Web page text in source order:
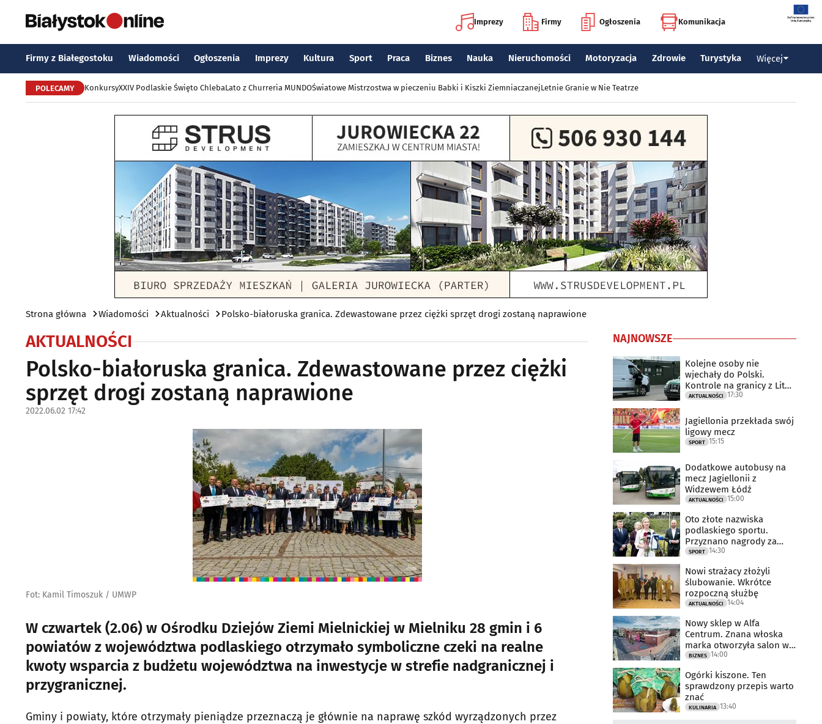
Imprezy Firmy Ogłoszenia Komunikacja
Firmy z Białegostoku Wiadomości Ogłoszenia Imprezy Kultura Sport Praca Biznes Nauka Nieruchomości Motoryzacja Zdrowie Turystyka Więcej
POLECAMY KonkursyXXIV Podlaskie Święto ChlebaLato z Churreria MUNDOŚwiatowe Mistrzostwa w pieczeniu Babki i Kiszki ZiemniaczanejLetnie Granie w Nie Teatrze
Strona główna Wiadomości Aktualności Polsko-białoruska granica. Zdewastowane przez ciężki sprzęt drogi zostaną naprawione
AKTUALNOŚCI
Polsko-białoruska granica. Zdewastowane przez ciężki
sprzęt drogi zostaną naprawione
2022.06.02 17:42
Fot: Kamil Timoszuk / UMWP
W czwartek (2.06) w Ośrodku Dziejów Ziemi Mielnickiej w Mielniku 28 gmin i 6
powiatów z województwa podlaskiego otrzymało symboliczne czeki na realne
kwoty wsparcia z budżetu województwa na inwestycje w strefie nadgranicznej i
przygranicznej.
Gminy i powiaty, które otrzymały pieniądze przeznaczą je głównie na naprawę szkód wyrządzonych przez
NAJNOWSZE
Kolejne osoby nie
wjechały do Polski.
Kontrole na granicy z Litwą
trwają
AKTUALNOŚCI 17:30
Jagiellonia przekłada swój
ligowy mecz
SPORT 15:15
Dodatkowe autobusy na
mecz Jagiellonii z
Widzewem Łódź
AKTUALNOŚCI 15:00
Oto złote nazwiska
podlaskiego sportu.
Przyznano nagrody za
2025 rok
SPORT 14:30
Nowi strażacy złożyli
ślubowanie. Wkrótce
rozpoczną służbę
AKTUALNOŚCI 14:04
Nowy sklep w Alfa
Centrum. Znana włoska
marka otworzyła salon w
Białymstoku
BIZNES 14:00
Ogórki kiszone. Ten
sprawdzony przepis warto
znać
KULINARIA 13:40